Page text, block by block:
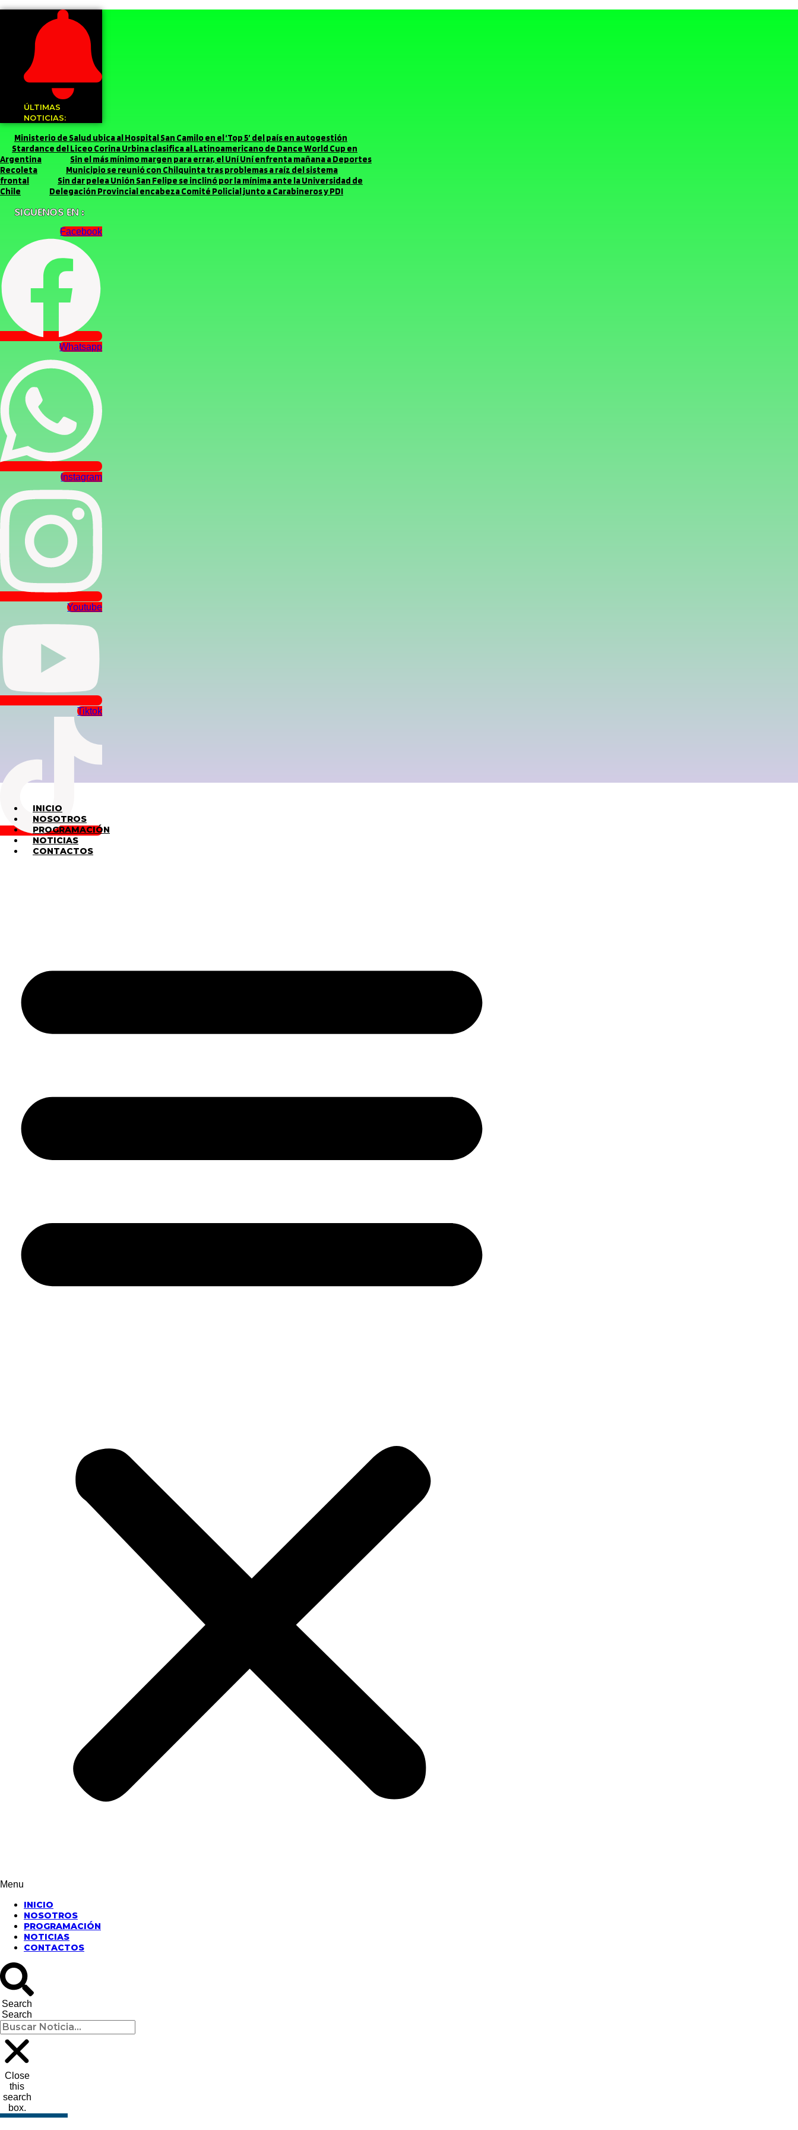
ÚLTIMAS
NOTICIAS:
Ministerio de Salud ubica al Hospital San Camilo en el ‘Top 5’ del país en autogestión
Stardance del Liceo Corina Urbina clasifica al Latinoamericano de Dance World Cup en
Argentina
Sin el más mínimo margen para errar, el Uní Uní enfrenta mañana a Deportes
Recoleta
Municipio se reunió con Chilquinta tras problemas a raíz del sistema
frontal
Sin dar pelea Unión San Felipe se inclinó por la mínima ante la Universidad de
Chile
Delegación Provincial encabeza Comité Policial junto a Carabineros y PDI
SIGUENOS EN :
Facebook
Whatsapp
Instagram
Youtube
Tiktok
INICIO
NOSOTROS
PROGRAMACIÓN
NOTICIAS
CONTACTOS
Menu
INICIO
NOSOTROS
PROGRAMACIÓN
NOTICIAS
CONTACTOS
Search
Search
Close
this
search
box.